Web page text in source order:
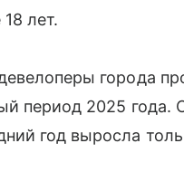
лет.
города
период 2025 года.
год выросла